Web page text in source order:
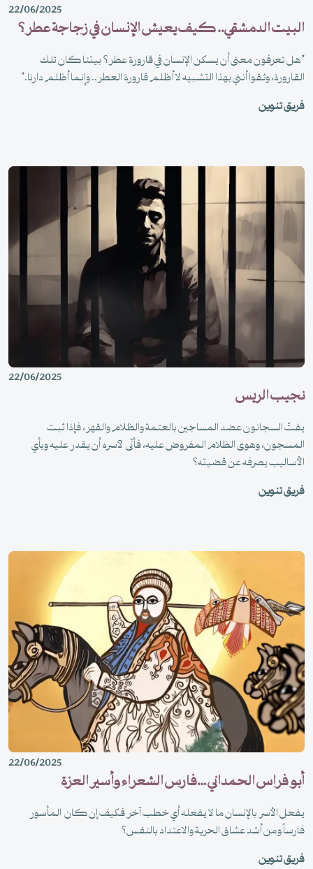
22/06/2025
البيت الدمشقي.. كيف يعيش الإنسان في زجاجة عطر؟
"هل تعرفون معنى أن يسكن الإنسان في قارورة عطر؟ بيتنا كان تلك
القارورة، وثقوا أنني بهذا التشبيه لا أظلم قارورة العطر.. وإنما أظلم دارنا."
فريق تنوين
22/06/2025
نجيب الريس
يفتّ السجانون عضد المساجين بالعتمة والظلام والقهر، فإذا ثبت
المسجون، وهوى الظلام المفروض عليه، فأنّى لآسره أن يقدر عليه وبأي
الأساليب يصرفه عن قضيته؟
فريق تنوين
22/06/2025
أبو فراس الحمداني …فارس الشعراء وأسير العزة
يفعل الأسر بالإنسان ما لا يفعله أي خطب آخر فكيف إن كان المأسور
فارساً ومن أشد عشاق الحرية والاعتداد بالنفس؟
فريق تنوين